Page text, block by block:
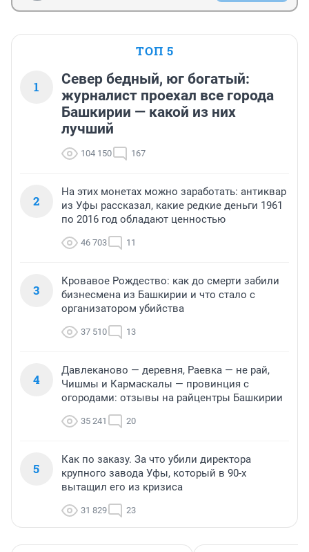
ТОП 5
1
Север бедный, юг богатый:
журналист проехал все города
Башкирии — какой из них
лучший
104 150 167
2
На этих монетах можно заработать: антиквар
из Уфы рассказал, какие редкие деньги 1961
по 2016 год обладают ценностью
46 703 11
3
Кровавое Рождество: как до смерти забили
бизнесмена из Башкирии и что стало с
организатором убийства
37 510 13
4
Давлеканово — деревня, Раевка — не рай,
Чишмы и Кармаскалы — провинция с
огородами: отзывы на райцентры Башкирии
35 241 20
5
Как по заказу. За что убили директора
крупного завода Уфы, который в 90-х
вытащил его из кризиса
31 829 23